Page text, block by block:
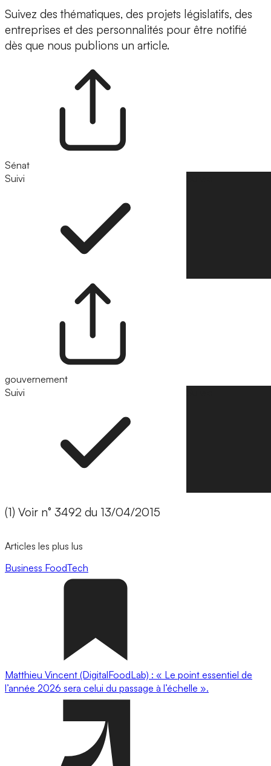
Suivez des thématiques, des projets législatifs, des
entreprises et des personnalités pour être notifié
dès que nous publions un article.
Sénat
Suivi
gouvernement
Suivi
(1) Voir n° 3492 du 13/04/2015
Articles les plus lus
Business FoodTech
Matthieu Vincent (DigitalFoodLab) : « Le point essentiel de
l’année 2026 sera celui du passage à l’échelle ».